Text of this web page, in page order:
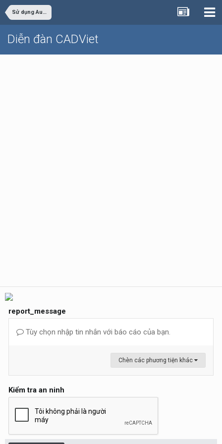
Sử dụng AutoCAD
Diễn đàn CADViet
report_message
Tùy chọn nhập tin nhắn với báo cáo của bạn.
Chèn các phương tiện khác
Kiểm tra an ninh